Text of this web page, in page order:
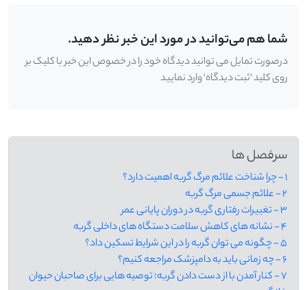
شما هم می‌توانید در مورد این خبر نظر دهید.
درصورت تمایل می توانید دیدگاه خود را در خصوص این خبر با کلیک بر
روی کلید 'ثبت دیدگاه' وارد نمایید
سرفصل ها
1 - چرا شناخت علائم مرگ گربه اهمیت دارد؟
2 - علائم جسمی مرگ گربه
3 - تغییرات رفتاری گربه در دوران پایانی عمر
4 - نشانه های کاهش سلامت دستگاه های داخلی گربه
5 - چگونه می توان گربه را در این شرایط تسکین داد؟
6 - چه زمانی باید به دامپزشک مراجعه کنیم؟
7 - کنار آمدن با از دست دادن گربه؛ توصیه هایی برای صاحبان حیوان